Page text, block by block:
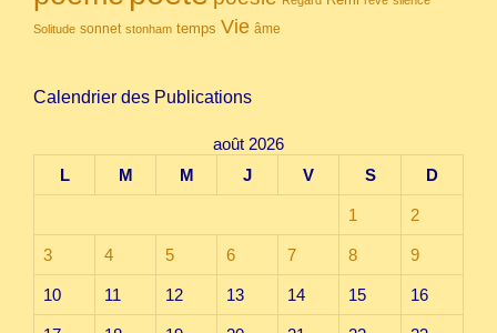
Solitude sonnet stonham temps Vie âme
Calendrier des Publications
août 2026
L
M M J V S D
1 2
3 4 5 6 7 8 9
10 11 12 13 14 15 16